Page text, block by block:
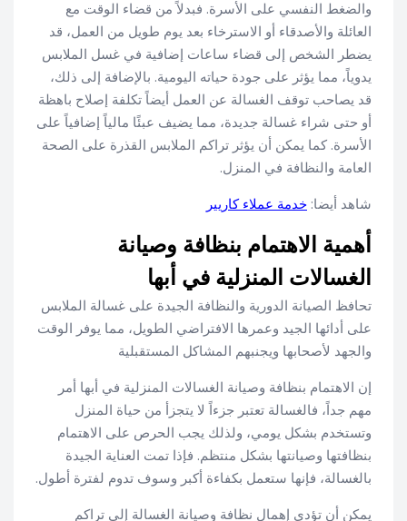
والضغط النفسي على الأسرة. فبدلاً من قضاء الوقت مع
العائلة والأصدقاء أو الاسترخاء بعد يوم طويل من العمل، قد
يضطر الشخص إلى قضاء ساعات إضافية في غسل الملابس
يدوياً، مما يؤثر على جودة حياته اليومية. بالإضافة إلى ذلك،
قد يصاحب توقف الغسالة عن العمل أيضاً تكلفة إصلاح باهظة
أو حتى شراء غسالة جديدة، مما يضيف عبئًا مالياً إضافياً على
الأسرة. كما يمكن أن يؤثر تراكم الملابس القذرة على الصحة
العامة والنظافة في المنزل.
شاهد أيضا: خدمة عملاء كاريير
أهمية الاهتمام بنظافة وصيانة
الغسالات المنزلية في أبها
تحافظ الصيانة الدورية والنظافة الجيدة على غسالة الملابس
على أدائها الجيد وعمرها الافتراضي الطويل، مما يوفر الوقت
والجهد لأصحابها ويجنبهم المشاكل المستقبلية
إن الاهتمام بنظافة وصيانة الغسالات المنزلية في أبها أمر
مهم جداً، فالغسالة تعتبر جزءاً لا يتجزأ من حياة المنزل
وتستخدم بشكل يومي، ولذلك يجب الحرص على الاهتمام
بنظافتها وصيانتها بشكل منتظم. فإذا تمت العناية الجيدة
بالغسالة، فإنها ستعمل بكفاءة أكبر وسوف تدوم لفترة أطول.
يمكن أن تؤدي إهمال نظافة وصيانة الغسالة إلى تراكم